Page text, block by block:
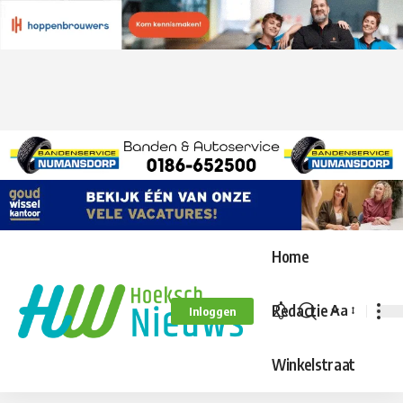
Home
Redactie
Winkelstraat
Inloggen Aa